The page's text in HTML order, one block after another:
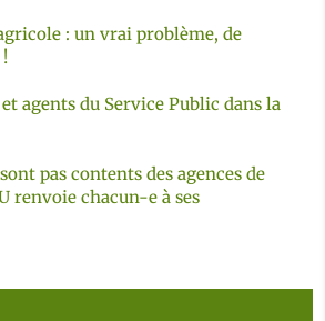
: un vrai problème, de
agents du Service Public dans la
pas contents des agences de
renvoie chacun-e à ses